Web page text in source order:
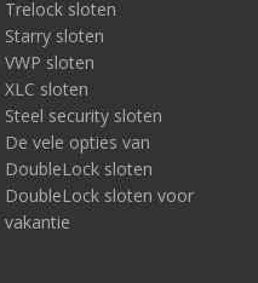
Trelock sloten
Starry sloten
VWP sloten
XLC sloten
Steel security sloten
De vele opties van
DoubleLock sloten
DoubleLock sloten voor
vakantie